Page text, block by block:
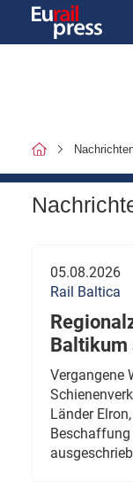
05.08.2026
Rail Baltica
Baltikum
Vergangene
Länder